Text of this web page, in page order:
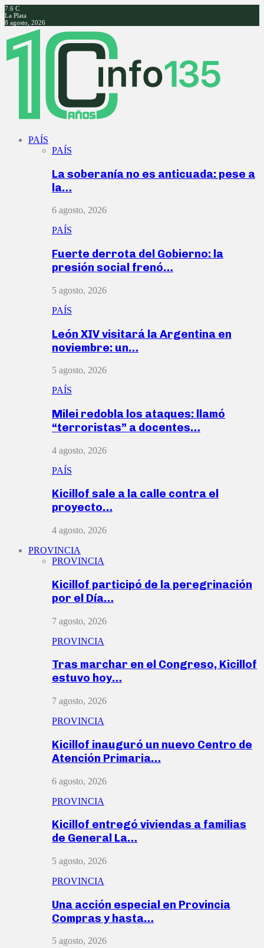
7.6 C
La Plata
8 agosto, 2026
Facebook
Twitter
Instagram
Youtube
PAÍS
PAÍS
La soberanía no es anticuada: pese a
la…
6 agosto, 2026
PAÍS
Fuerte derrota del Gobierno: la
presión social frenó…
5 agosto, 2026
PAÍS
León XIV visitará la Argentina en
noviembre: un…
5 agosto, 2026
PAÍS
Milei redobla los ataques: llamó
“terroristas” a docentes…
4 agosto, 2026
PAÍS
Kicillof sale a la calle contra el
proyecto…
4 agosto, 2026
PROVINCIA
PROVINCIA
Kicillof participó de la peregrinación
por el Día…
7 agosto, 2026
PROVINCIA
Tras marchar en el Congreso, Kicillof
estuvo hoy…
7 agosto, 2026
PROVINCIA
Kicillof inauguró un nuevo Centro de
Atención Primaria…
6 agosto, 2026
PROVINCIA
Kicillof entregó viviendas a familias
de General La…
5 agosto, 2026
PROVINCIA
Una acción especial en Provincia
Compras y hasta…
5 agosto, 2026